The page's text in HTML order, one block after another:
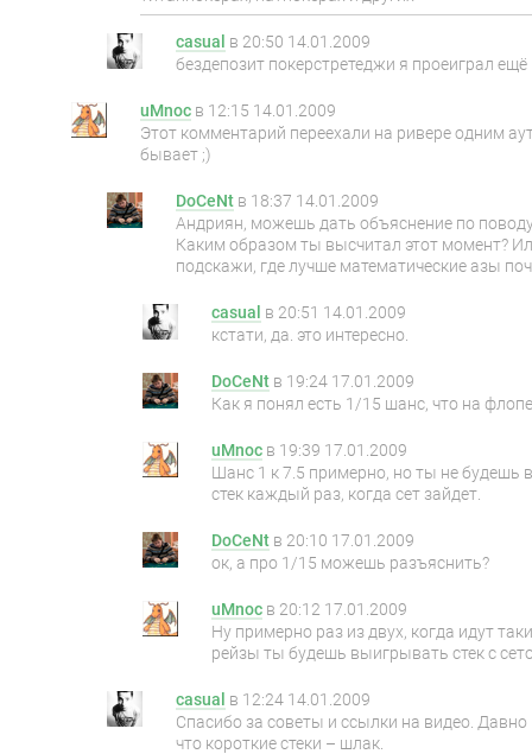
casual в 20:50 14.01.2009
бездепозит покерстретеджи я проеиграл ещё
uMnoc в 12:15 14.01.2009
Этот комментарий переехали на ривере одним
бывает ;)
DoCeNt в 18:37 14.01.2009
Андриян, можешь дать объяснение по
Каким образом ты высчитал этот момент?
подскажи, где лучше математические азы
casual в 20:51 14.01.2009
кстати, да. это интересно.
DoCeNt в 19:24 17.01.2009
Как я понял есть 1/15 шанс, что на
uMnoc в 19:39 17.01.2009
Шанс 1 к 7.5 примерно, но ты не будешь
стек каждый раз, когда сет зайдет.
DoCeNt в 20:10 17.01.2009
ок, а про 1/15 можешь разъяснить?
uMnoc в 20:12 17.01.2009
Ну примерно раз из двух, когда идут
рейзы ты будешь выигрывать стек с
casual в 12:24 14.01.2009
Спасибо за советы и ссылки на видео. Давно
что короткие стеки – шлак.